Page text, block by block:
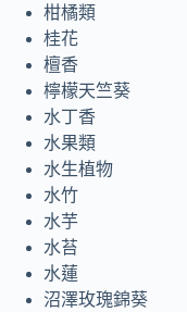
柑橘類
桂花
檀香
檸檬天竺葵
水丁香
水果類
水生植物
水竹
水芋
水苔
水蓮
沼澤玫瑰錦葵